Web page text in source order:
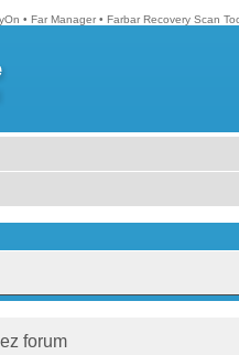
• Far Manager • Farbar Recovery Scan
forum